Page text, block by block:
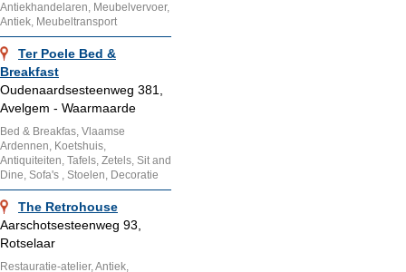
Antiekhandelaren, Meubelvervoer,
Antiek, Meubeltransport
Ter Poele Bed &
Breakfast
Oudenaardsesteenweg 381,
Avelgem - Waarmaarde
Bed & Breakfas, Vlaamse
Ardennen, Koetshuis,
Antiquiteiten, Tafels, Zetels, Sit and
Dine, Sofa's , Stoelen, Decoratie
The Retrohouse
Aarschotsesteenweg 93,
Rotselaar
Restauratie-atelier, Antiek,